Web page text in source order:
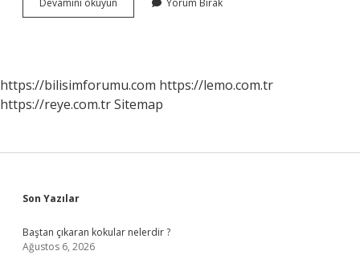
Devamını okuyun
Hangi
Yorum Bırak
https://bilisimforumu.com https://lemo.com.tr
https://reye.com.trSitemap
Sidebar
Son Yazılar
Baştan çıkaran kokular nelerdir ?
Ağustos 6, 2026